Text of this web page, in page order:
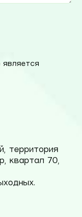
территория
квартал 70,